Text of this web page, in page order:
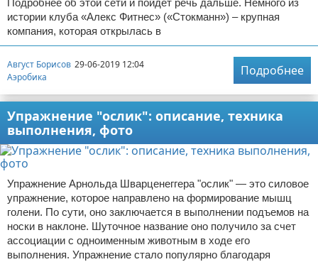
Подробнее об этой сети и пойдет речь дальше. Немного из
истории клуба «Алекс Фитнес» («Стокманн») – крупная
компания, которая открылась в
Август Борисов 29-06-2019 12:04
Аэробика
Подробнее
Упражнение "ослик": описание, техника
выполнения, фото
Упражнение Арнольда Шварценеггера "ослик" — это силовое
упражнение, которое направлено на формирование мышц
голени. По сути, оно заключается в выполнении подъемов на
носки в наклоне. Шуточное название оно получило за счет
ассоциации с одноименным животным в ходе его
выполнения. Упражнение стало популярно благодаря